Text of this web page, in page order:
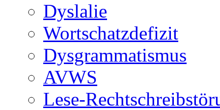
Dyslalie
Wortschatzdefizit
Dysgrammatismus
AVWS
Lese-